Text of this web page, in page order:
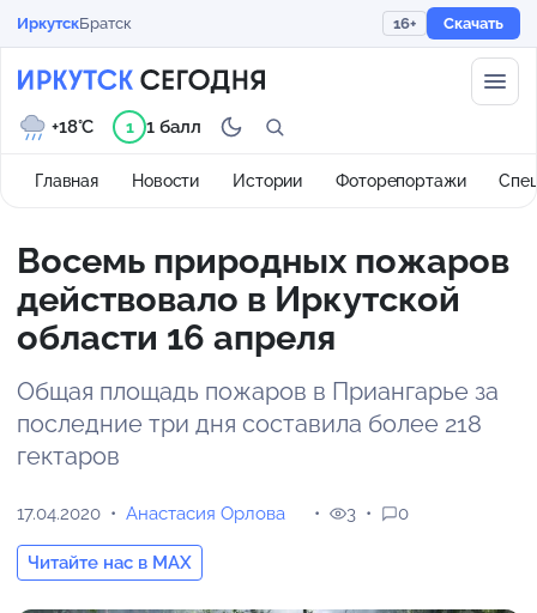
ИркутскБратск 16+ Скачать
Главная Новости Истории Фоторепортажи
+18°C 1 1 балл
Восемь природных пожаров
действовало в Иркутской
области 16 апреля
Общая площадь пожаров в Приангарье за
последние три дня составила более 218
гектаров
17.04.2020 Анастасия Орлова
Читайте нас в MAX
3 0